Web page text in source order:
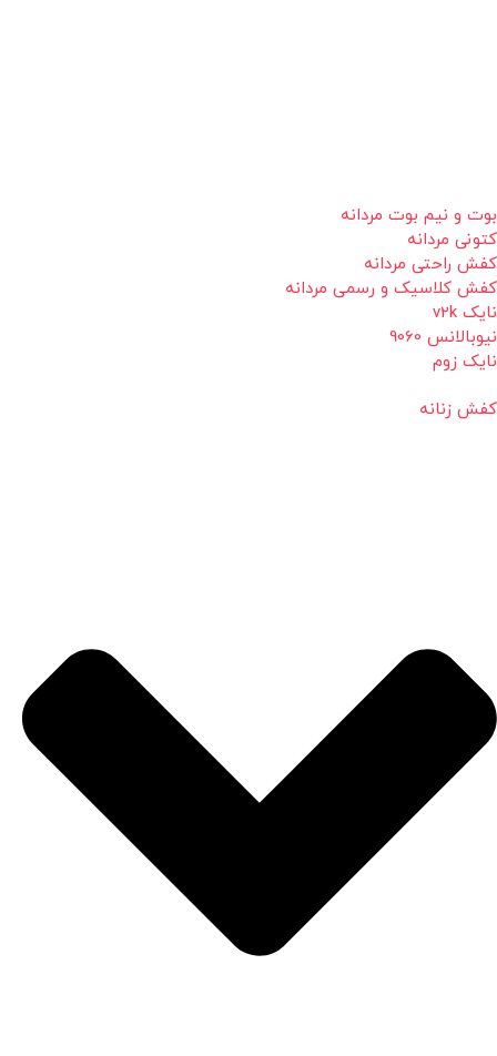
بوت و نیم بوت مردانه
کتونی مردانه
کفش راحتی مردانه
کفش کلاسیک و رسمی مردانه
نایک v2k
نیوبالانس 9060
نایک زوم
کفش زنانه